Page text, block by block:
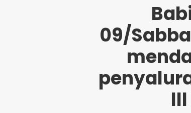
09/
lll